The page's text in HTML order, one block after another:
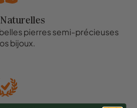
pierres semi-précieuses
bijoux.